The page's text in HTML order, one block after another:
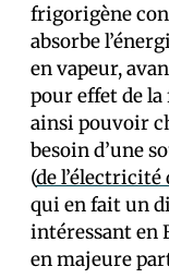
frigorigène
absorbe
en vapeur,
pour effet de
ainsi pouvoir
besoin d’une
(de l’électricité
qui en fait un
intéressant en
en majeure